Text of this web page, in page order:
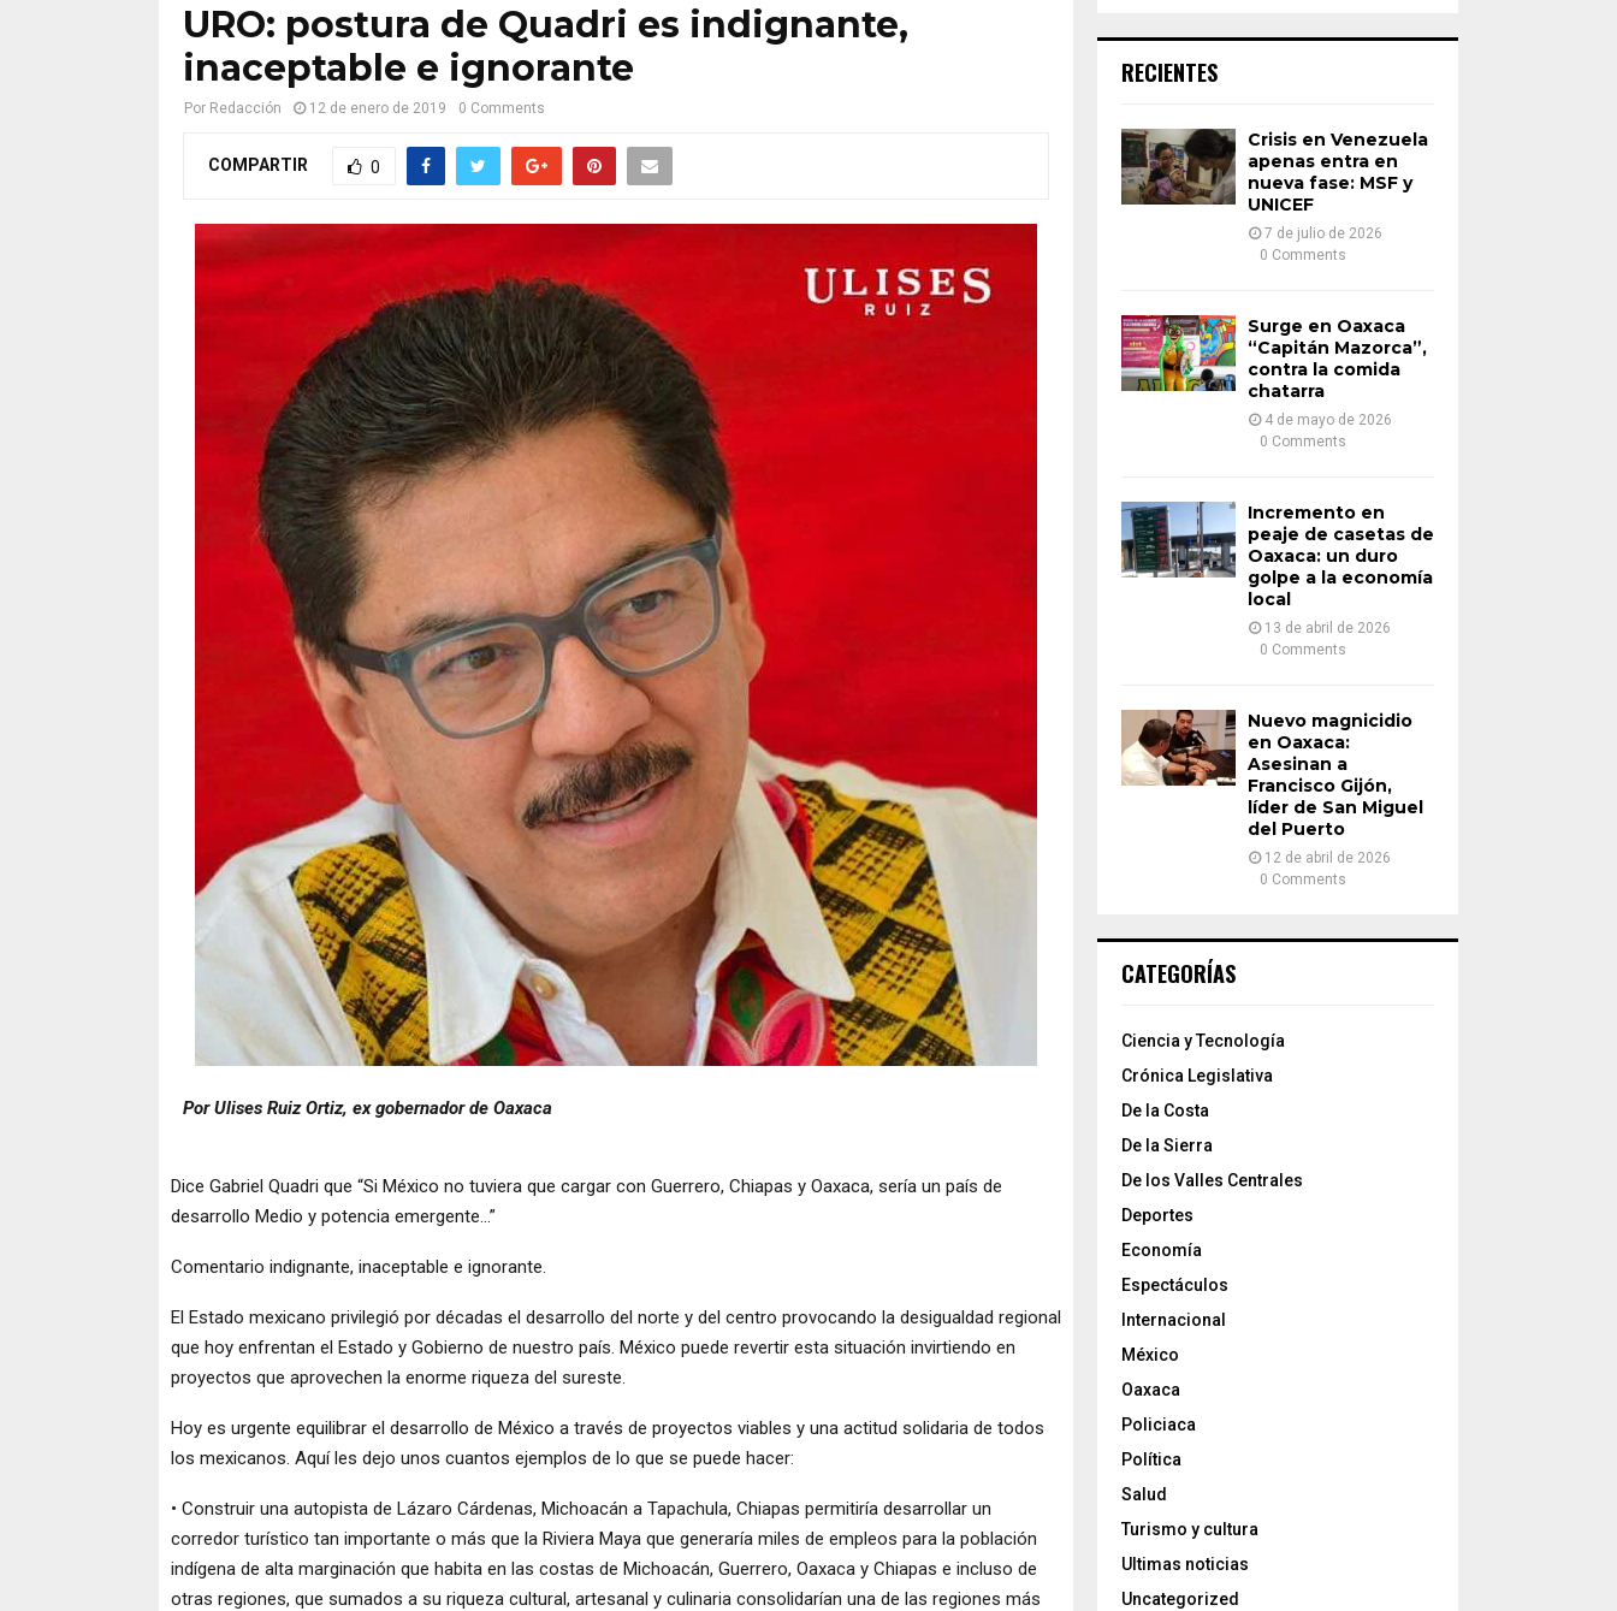
URO: postura de Quadri es indignante,
inaceptable e ignorante
Por Redacción 12 de enero de 2019 0 Comments
COMPARTIR 0
Por Ulises Ruiz Ortiz, ex gobernador de Oaxaca
Dice Gabriel Quadri que “Si México no tuviera que cargar con Guerrero, Chiapas y Oaxaca, sería un país de
desarrollo Medio y potencia emergente…”
Comentario indignante, inaceptable e ignorante.
El Estado mexicano privilegió por décadas el desarrollo del norte y del centro provocando la desigualdad regional
que hoy enfrentan el Estado y Gobierno de nuestro país. México puede revertir esta situación invirtiendo en
proyectos que aprovechen la enorme riqueza del sureste.
Hoy es urgente equilibrar el desarrollo de México a través de proyectos viables y una actitud solidaria de todos
los mexicanos. Aquí les dejo unos cuantos ejemplos de lo que se puede hacer:
• Construir una autopista de Lázaro Cárdenas, Michoacán a Tapachula, Chiapas permitiría desarrollar un
corredor turístico tan importante o más que la Riviera Maya que generaría miles de empleos para la población
indígena de alta marginación que habita en las costas de Michoacán, Guerrero, Oaxaca y Chiapas e incluso de
otras regiones, que sumados a su riqueza cultural, artesanal y culinaria consolidarían una de las regiones más
h
o
:
RECIENTES
Crisis en Venezuela
apenas entra en
nueva fase: MSF y
UNICEF
7 de julio de 2026
0 Comments
Surge en Oaxaca
“Capitán Mazorca”,
contra la comida
chatarra
4 de mayo de 2026
0 Comments
Incremento en
peaje de casetas de
Oaxaca: un duro
golpe a la economía
local
13 de abril de 2026
0 Comments
Nuevo magnicidio
en Oaxaca:
Asesinan a
Francisco Gijón,
líder de San Miguel
del Puerto
12 de abril de 2026
0 Comments
CATEGORÍAS
Ciencia y Tecnología
Crónica Legislativa
De la Costa
De la Sierra
De los Valles Centrales
Deportes
Economía
Espectáculos
Internacional
México
Oaxaca
Policiaca
Política
Salud
Turismo y cultura
Ultimas noticias
Uncategorized